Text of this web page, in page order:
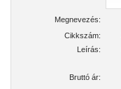
Megnevezés:
Cikkszám:
Leírás:
Bruttó ár: